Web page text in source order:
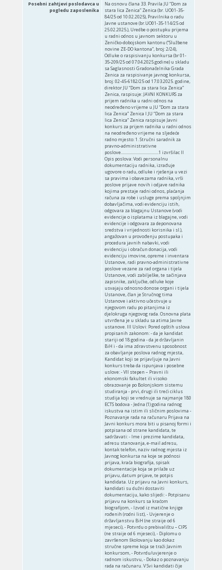
Posebni zahtjevi poslodavca u
pogledu zaposlenika
Na osnovu člana 33. Pravila JU “Dom za
stara lica Zenica” Zenica (br. UO01-35-
84/25 od 10.02.2025), Pravilnika o radu
Javne ustanove (br.UO01-35-114/25 od
25.02.2025.), Uredbe o postupku prijema
u radni odnos u javnom sektoru u
Zeničko-dobojskom kantonu (“Službene
novine ZE-DO kantona”, broj: 2/24),
Odluke o raspisivanju konkursa (br 01-
35-209/25 od 07.04.2025.godine) u skladu
sa Saglasnosti Gradonačelnika Grada
Zenica za raspisivanje javnog konkursa,
broj: 02-45-6182/25 od 17.03.2025. godine,
direktor JU “Dom za stara lica Zenica”
Zenica, raspisuje: JAVNI KONKURS za
prijem radnika u radni odnos na
neodređeno vrijeme u JU “Dom za stara
lica Zenica” Zenica I JU “Dom za stara
lica Zenica” Zenica raspisuje Javni
konkurs za prijem radnika u radni odnos
na neodređeno vrijeme na sljedeće
radno mjesto: 1. Stručni saradnik za
pravno-administrativne
poslove......................................1 izvršilac II
Opis poslova: Vodi personalnu
dokumentaciju radnika, izrađuje
ugovore o radu, odluke i rješenja u vezi
sa pravima i obavezama radnika, vrši
poslove prijave novih i odjave radnika
kojima prestaje radni odnos, plaćanja
računa za robe i usluge prema spoljnjim
dobavljačima, vodi evidenciju istih,
odgovara za blagajnu Ustanove (vodi
evidencije o isplatama iz blagajne, vodi
evidencije i odgovara za deponovana
sredstva i vrijednosti korisnika i sl.),
angažovan u provođenju postupaka i
procedura javnih nabavki, vodi
evidenciju i obračun donacija, vodi
evidenciju imovine, opreme i inventara
Ustanove, radi pravno-administrativne
poslove vezane za rad organa i tijela
Ustanove, vodi zabilješke, te sačinjava
zapisnike, zaključke, odluke koje
usvajaju odnosno donose organi i tijela
Ustanove, član je Stručnog tima
Ustanove i aktivno učestvuje u
njegovom radu po pitanjima iz
djelokruga njegovog rada. Osnovna plata
utvrđena je u skladu sa atima Javne
ustanove. III Uslovi: Pored opštih uslova
propisanih zakonom: - da je kandidat
stariji od 18 godina - da je državljanin
BiH i - da ima zdravstvenu sposobnost
za obavljanje poslova radnog mjesta,
Kandidat koji se prijavljuje na Javni
konkurs treba da ispunjava i posebne
uslove: - VII stepen – Pravni ili
ekonomski fakultet ili visoko
obrazovanje po Bolonjskom sistemu
studiranja - prvi, drugi ili treći ciklus
studija koji se vrednuje sa najmanje 180
ECTS bodova - Jedna (1) godina radnog
iskustva na istim ili sličnim poslovima -
Poznavanje rada na računaru Prijava na
Javni konkurs mora biti u pisanoj formi i
potpisana od strane kandidata, te
sadržavati: - Ime i prezime kandidata,
adresu stanovanja, e-mail adresu,
kontak telefon, naziv radnog mjesta iz
Javnog konkursa na koje se podnosi
prijava, kraća biografija, spisak
dokumentacije koja se prilaže uz
prijavu, datum prijave, te potpis
kandidata. Uz prijavu na Javni konkurs,
kandidati su dužni dostaviti
dokumentaciju, kako slijedi: - Potpisanu
prijavu na konkurs sa kraćom
biografijom, - Izvod iz matične knjige
rođenih (rodni list), - Uvjerenje o
državljanstvu BiH (ne straije od 6
mjeseci), - Potvrdu o prebivalištu – CIPS
(ne straije od 6 mjeseci), - Diplomu o
završenom školovanju kao dokaz
stručne spreme koja se traži Javnim
konkursom, - Potvrdu/uvjerenje o
radnom iskustvu, - Dokaz o poznavanju
rada na računaru. V Svi kandidati čije